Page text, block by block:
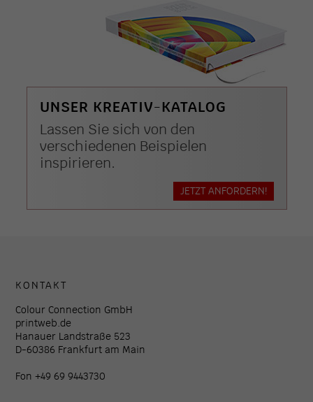
UNSER KREATIV-KATALOG
Lassen Sie sich von den
verschiedenen Beispielen
inspirieren.
JETZT ANFORDERN!
KONTAKT
Colour Connection GmbH
printweb.de
Hanauer Landstraße 523
D-60386 Frankfurt am Main
Fon +49 69 9443730